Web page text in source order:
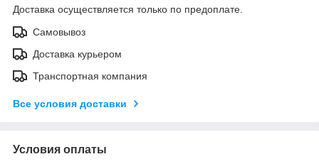
Доставка осуществляется только по предоплате.
Самовывоз
Доставка курьером
Транспортная компания
Все условия доставки
Условия оплаты